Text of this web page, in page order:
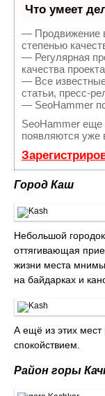
Что умеет
— Продвижение
степенью
— Регулярная
качества
— Все
статьи, пресс-
— SeoHammer
SeoHammer еще
появляются уже
Город Каш
Небольшой
оттягивающая
жизни места
на байдарках и
А ещё из этих мест
спокойствием.
Район горы